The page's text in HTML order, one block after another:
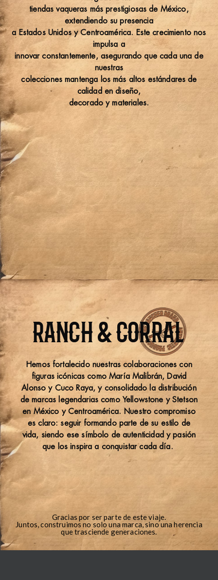
tiendas vaqueras más prestigiosas de México,
extendiendo su presencia
a Estados Unidos y Centroamérica. Este crecimiento nos
impulsa a
innovar constantemente, asegurando que cada una de
nuestras
colecciones mantenga los más altos estándares de
calidad en diseño,
decorado y materiales.
RANCH & CORRAL
Hemos fortalecido nuestras colaboraciones con
figuras icónicas como María Malibrán, David
Alonso y Cuco Raya, y consolidado la distribución
de marcas legendarias como Yellowstone y Stetson
en México y Centroamérica. Nuestro compromiso
es claro: seguir formando parte de su estilo de
vida, siendo ese símbolo de autenticidad y pasión
que los inspira a conquistar cada día.
Gracias por ser parte de este viaje.
Juntos, construimos no solo una marca, sino una herencia
que trasciende generaciones.